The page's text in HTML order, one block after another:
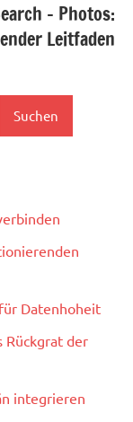
– Photos:
Leitfaden
Suchen
Datenhoheit
Rückgrat der
integrieren